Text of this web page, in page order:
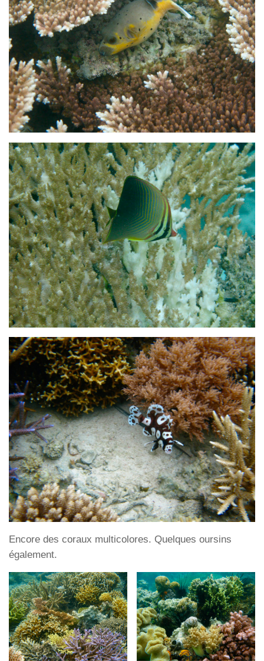
Encore des coraux multicolores. Quelques oursins
également.